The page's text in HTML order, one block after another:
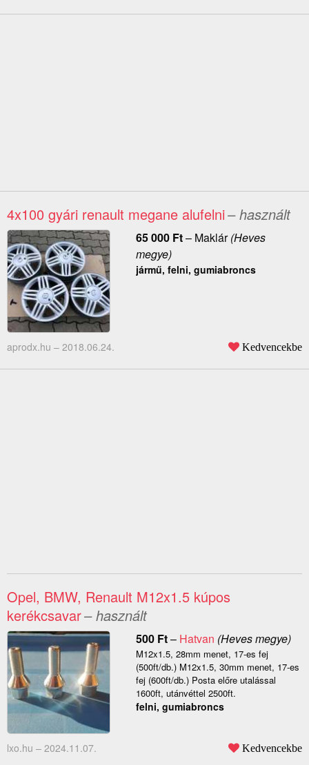
4x100 gyári renault megane alufelni– használt
65 000 Ft– Maklár(Heves
megye)
jármű, felni, gumiabroncs
aprodx.hu – 2018.06.24. Kedvencekbe
Opel, BMW, Renault M12x1.5 kúpos
kerékcsavar– használt
500 Ft– Hatvan (Heves megye)
M12x1.5, 28mm menet, 17-es fej
(500ft/db.) M12x1.5, 30mm menet, 17-es
fej (600ft/db.) Posta előre utalással
1600ft, utánvéttel 2500ft.
felni, gumiabroncs
lxo.hu – 2024.11.07. Kedvencekbe